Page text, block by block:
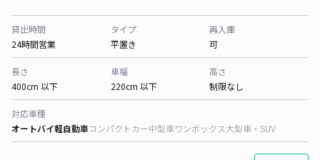
貸出時間
24時間営業
タイプ
平置き
再入庫
可
長さ
400cm 以下
車幅
220cm 以下
高さ
制限なし
対応車種
オートバイ軽自動車コンパクトカー中型車ワンボックス大型車・SUV